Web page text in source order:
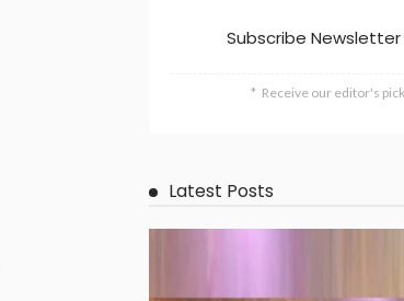
Subscribe Newsletter
Receive our editor's
Latest Posts